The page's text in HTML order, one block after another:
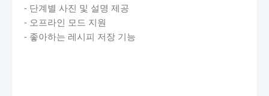
- 단계별 사진 및 설명 제공
- 오프라인 모드 지원
- 좋아하는 레시피 저장 기능